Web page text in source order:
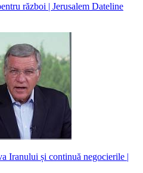
război | Jerusalem Dateline
Iranului și continuă negocierile |